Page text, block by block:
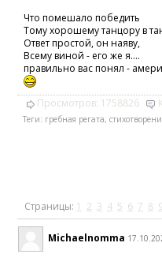
Что помешало победить
Тому хорошему танцору в
Ответ простой, он наяву,
Всему виной - его же я....
правильно вас понял -
Просмотров: 1758826
Теги: гребная регата,
Страницы: 1 2 3 4 5 6 7 8
Michaelnomma